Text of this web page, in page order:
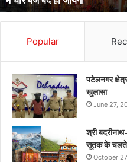
Popular
पटेलनगर
खुलासा
June 27,
श्री
सूतक के चलते
October